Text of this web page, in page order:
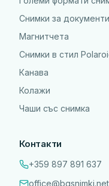
Снимки за документи
Магнитчета
Снимки в стил
Канава
Колажи
Чаши със снимка
Контакти
+359 897 891 637
office@bgsnimki.net